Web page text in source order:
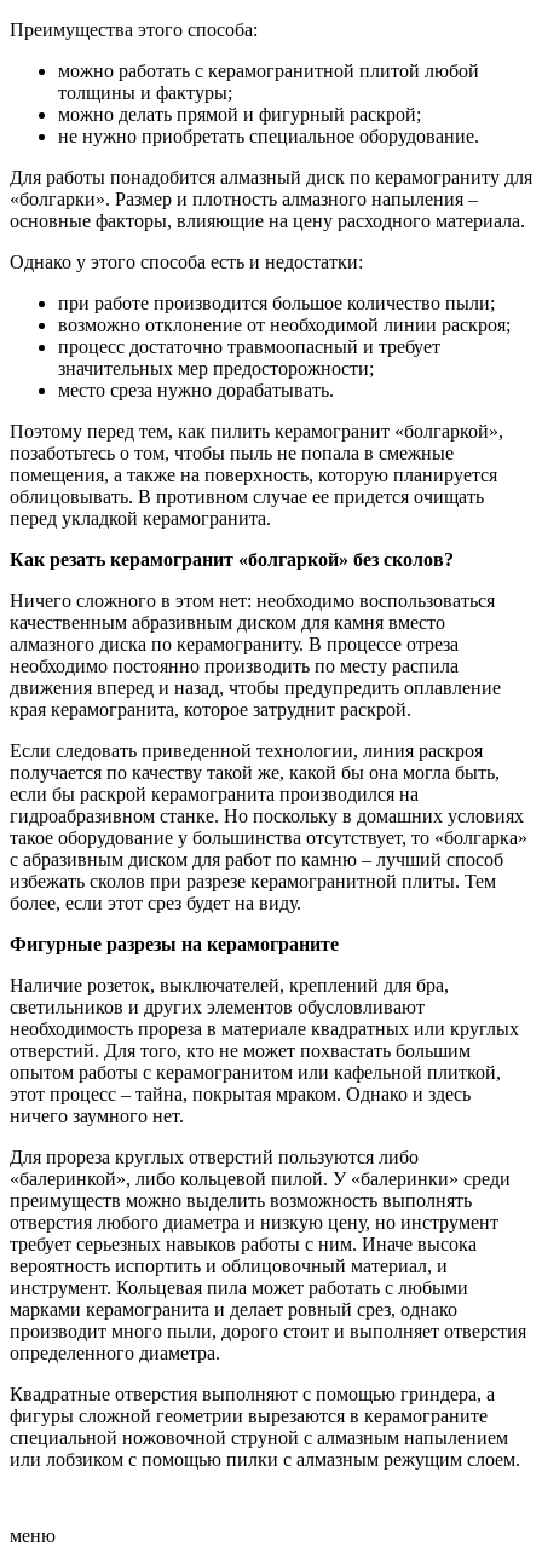
Преимущества этого способа:
можно работать с керамогранитной плитой любой
толщины и фактуры;
можно делать прямой и фигурный раскрой;
не нужно приобретать специальное оборудование.
Для работы понадобится алмазный диск по керамограниту для
«болгарки». Размер и плотность алмазного напыления –
основные факторы, влияющие на цену расходного материала.
Однако у этого способа есть и недостатки:
при работе производится большое количество пыли;
возможно отклонение от необходимой линии раскроя;
процесс достаточно травмоопасный и требует
значительных мер предосторожности;
место среза нужно дорабатывать.
Поэтому перед тем, как пилить керамогранит «болгаркой»,
позаботьтесь о том, чтобы пыль не попала в смежные
помещения, а также на поверхность, которую планируется
облицовывать. В противном случае ее придется очищать
перед укладкой керамогранита.
Как резать керамогранит «болгаркой» без сколов?
Ничего сложного в этом нет: необходимо воспользоваться
качественным абразивным диском для камня вместо
алмазного диска по керамограниту. В процессе отреза
необходимо постоянно производить по месту распила
движения вперед и назад, чтобы предупредить оплавление
края керамогранита, которое затруднит раскрой.
Если следовать приведенной технологии, линия раскроя
получается по качеству такой же, какой бы она могла быть,
если бы раскрой керамогранита производился на
гидроабразивном станке. Но поскольку в домашних условиях
такое оборудование у большинства отсутствует, то «болгарка»
с абразивным диском для работ по камню – лучший способ
избежать сколов при разрезе керамогранитной плиты. Тем
более, если этот срез будет на виду.
Фигурные разрезы на керамограните
Наличие розеток, выключателей, креплений для бра,
светильников и других элементов обусловливают
необходимость прореза в материале квадратных или круглых
отверстий. Для того, кто не может похвастать большим
опытом работы с керамогранитом или кафельной плиткой,
этот процесс – тайна, покрытая мраком. Однако и здесь
ничего заумного нет.
Для прореза круглых отверстий пользуются либо
«балеринкой», либо кольцевой пилой. У «балеринки» среди
преимуществ можно выделить возможность выполнять
отверстия любого диаметра и низкую цену, но инструмент
требует серьезных навыков работы с ним. Иначе высока
вероятность испортить и облицовочный материал, и
инструмент. Кольцевая пила может работать с любыми
марками керамогранита и делает ровный срез, однако
производит много пыли, дорого стоит и выполняет отверстия
определенного диаметра.
Квадратные отверстия выполняют с помощью гриндера, а
фигуры сложной геометрии вырезаются в керамограните
специальной ножовочной струной с алмазным напылением
или лобзиком с помощью пилки с алмазным режущим слоем.
меню